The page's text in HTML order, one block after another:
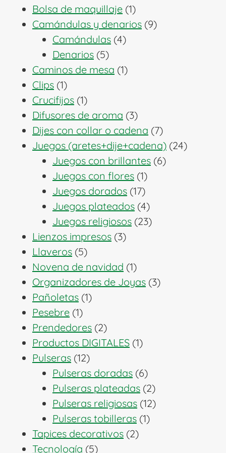
Bolsa de maquillaje 11
producto
Camándulas y denarios 99
Camándulas 44
Denarios 55
productos
Caminos de mesa 11
Clips 11
producto
Crucifijos 11
producto
Difusores de aroma 33
productos
Dijes con collar o cadena 77
productos
Juegos (aretes+dije+cadena) 2424
Juegos con brillantes 66
Juegos con flores 11
producto
Juegos dorados 1717
productos
Juegos plateados 44
productos
Juegos religiosos 2323
Lienzos impresos 33
Llaveros 55
productos
Novena de navidad 11
producto
Organizadores de Joyas 33
Pañoletas 11
Pesebre 11
producto
Prendedores 22
productos
Productos DIGITALES 11
Pulseras 1212
productos
Pulseras doradas 66
productos
Pulseras plateadas 22
productos
Pulseras religiosas 1212
Pulseras tobilleras 11
Tapices decorativos 22
Tecnología 55